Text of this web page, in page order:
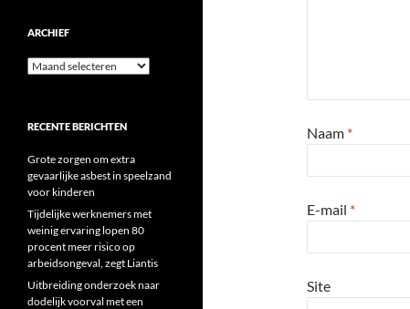
Naam *
E-mail *
Site
ARCHIEF
Archief
RECENTE BERICHTEN
Grote zorgen om extra
gevaarlijke asbest in speelzand
voor kinderen
Tijdelijke werknemers met
weinig ervaring lopen 80
procent meer risico op
arbeidsongeval, zegt Liantis
Uitbreiding onderzoek naar
dodelijk voorval met een